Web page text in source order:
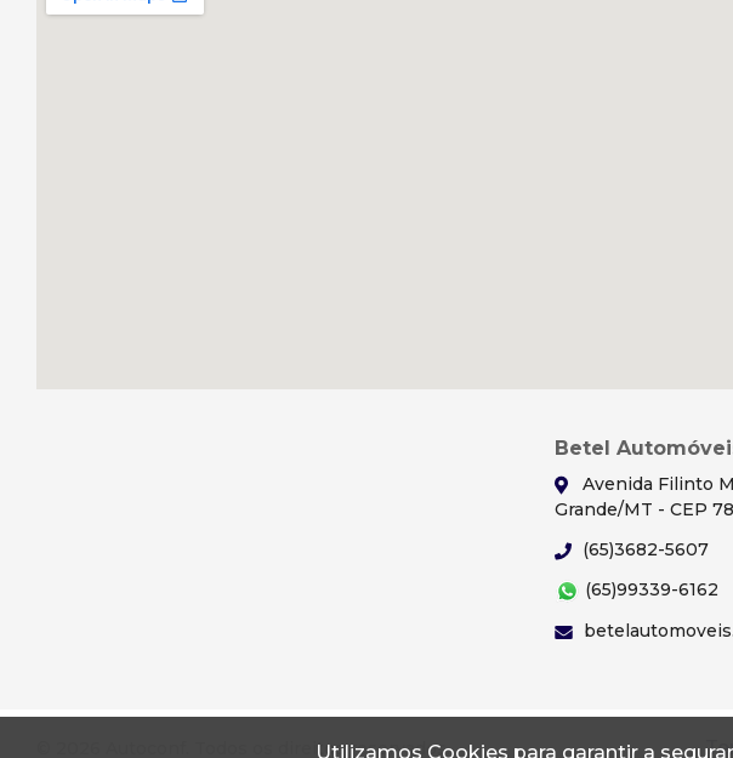
Utilizamos Cookies para garantir a
Betel
Avenida Filinto
Grande/MT - CEP
(65)3682-5607
(65)99339-6162
© 2026 Autoconf. Todos os direitos reservados.